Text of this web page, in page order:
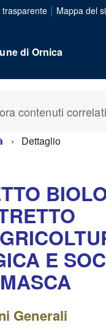
| Mappa del
di Ornica
contenuti correlati
Dettaglio
E
Generali